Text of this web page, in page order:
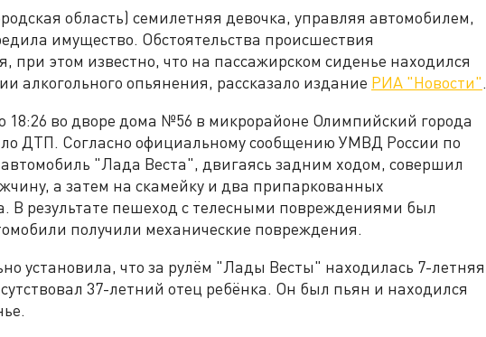
область) семилетняя девочка, управляя автомобилем,
имущество. Обстоятельства происшествия
при этом известно, что на пассажирском сиденье находился
алкогольного опьянения, рассказало издание РИА "Новости".
18:26 во дворе дома №56 в микрорайоне Олимпийский города
ДТП. Согласно официальному сообщению УМВД России по
автомобиль "Лада Веста", двигаясь задним ходом, совершил
а затем на скамейку и два припаркованных
В результате пешеход с телесными повреждениями был
получили механические повреждения.
установила, что за рулём "Лады Весты" находилась 7-летняя
37-летний отец ребёнка. Он был пьян и находился